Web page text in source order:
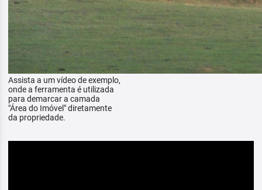
Assista a um vídeo de exemplo,
onde a ferramenta é utilizada
para demarcar a camada
"Área do Imóvel" diretamente
da propriedade.